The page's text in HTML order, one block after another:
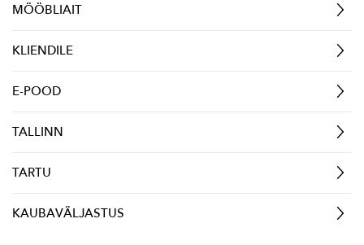
MÖÖBLIAIT
KLIENDILE
E-POOD
TALLINN
TARTU
KAUBAVÄLJASTUS